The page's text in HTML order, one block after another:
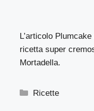
L’articolo
ricetta super
Mortadella.
Categorie
Ricette